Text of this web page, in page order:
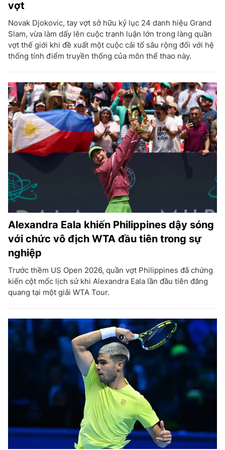
vợt
Novak Djokovic, tay vợt sở hữu kỷ lục 24 danh hiệu Grand
Slam, vừa làm dấy lên cuộc tranh luận lớn trong làng quần
vợt thế giới khi đề xuất một cuộc cải tổ sâu rộng đối với hệ
thống tính điểm truyền thống của môn thể thao này.
Alexandra Eala khiến Philippines dậy sóng
với chức vô địch WTA đầu tiên trong sự
nghiệp
Trước thềm US Open 2026, quần vợt Philippines đã chứng
kiến cột mốc lịch sử khi Alexandra Eala lần đầu tiên đăng
quang tại một giải WTA Tour.